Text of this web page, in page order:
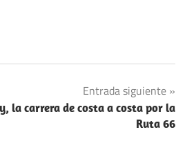
Entrada siguiente
la carrera de costa a costa por la
Ruta 66